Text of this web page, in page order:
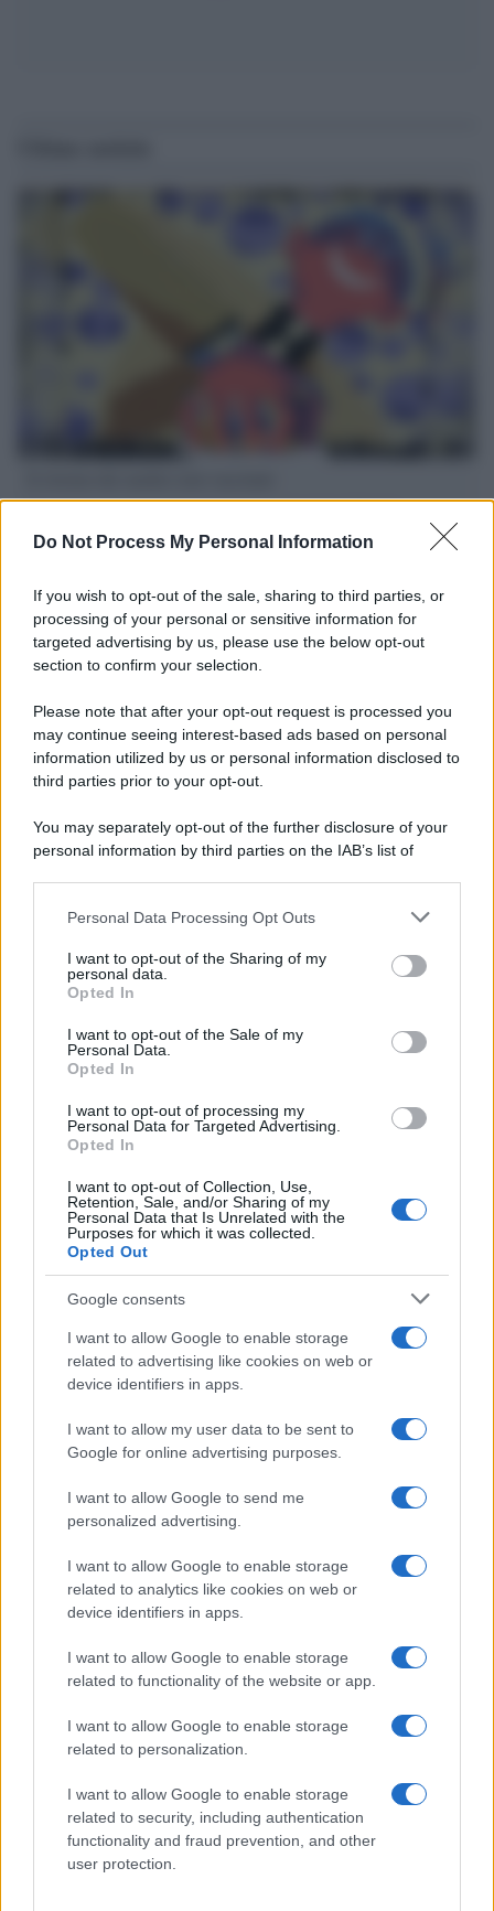
Do Not Process My Personal Information
If you wish to opt-out of the sale, sharing to third parties, or
processing of your personal or sensitive information for
targeted advertising by us, please use the below opt-out
section to confirm your selection.
Please note that after your opt-out request is processed you
may continue seeing interest-based ads based on personal
information utilized by us or personal information disclosed to
third parties prior to your opt-out.
You may separately opt-out of the further disclosure of your
personal information by third parties on the IAB’s list of
This information may also be disclosed by us to third parties
disclose it to other third parties.
Please note that this website/app uses one or more Google
services and may gather and store information including but
not limited to your visit or usage behaviour. You may click to
grant or deny consent to Google and its third-party tags to
consent section.
Personal Data Processing Opt Outs
I want to opt-out of the Sharing of my
personal data.
Opted In
I want to opt-out of the Sale of my
Personal Data.
Opted In
I want to opt-out of processing my
Personal Data for Targeted Advertising.
Opted In
I want to opt-out of Collection, Use,
Retention, Sale, and/or Sharing of my
Personal Data that Is Unrelated with the
Purposes for which it was collected.
Opted Out
Google consents
I want to allow Google to enable storage
related to advertising like cookies on web or
device identifiers in apps.
I want to allow my user data to be sent to
Google for online advertising purposes.
I want to allow Google to send me
personalized advertising.
I want to allow Google to enable storage
related to analytics like cookies on web or
device identifiers in apps.
I want to allow Google to enable storage
related to functionality of the website or app.
I want to allow Google to enable storage
related to personalization.
I want to allow Google to enable storage
related to security, including authentication
functionality and fraud prevention, and other
user protection.
Informazione" spiega perché non ci sono mai state basi
scientifiche per togliere i medici non vaccinati dal lavoro
L'omicidio economico dell'Italia: ce lo chiede l'Europa
L'Ucraina ha finito lo scudo
Se all'Europa rimanessero tre neuroni correrebbe a far pace
con la Russia
Il rubinetto di Rabat
Da Kiev a Roma, istruzioni per fabbricare un nemico interno
Facebook
Cookie Policy
Syndication
Globalist
Globalscience
Globalsport
Culture
Salute
Megachip
GiULia
Prima Pagina
Giornale dello
Spettacolo
Wondernet
Giuliana Sgrena